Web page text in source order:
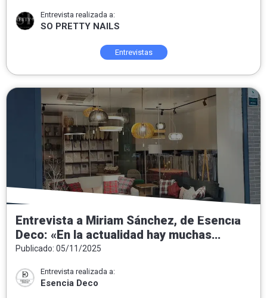
Entrevista realizada a:
SO PRETTY NAILS
Entrevistas
Entrevista a Miriam Sánchez, de Esencia
Deco: «En la actualidad hay muchas
tendencias pero nuestra intención
Publicado: 05/11/2025
Entrevista realizada a:
Esencia Deco